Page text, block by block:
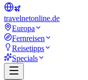
travelnetonline.de
Europa
Fernreisen
Reisetipps
Specials